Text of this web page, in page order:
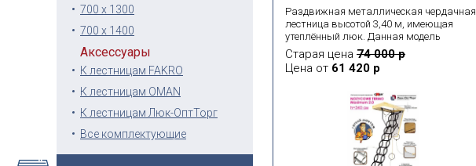
700 x 1300
700 x 1400
Аксессуары
К лестницам FAKRO
К лестницам OMAN
К лестницам Люк-ОптТорг
Все комплектующие
Раздвижная металлическая чердачная
лестница высотой 3,40 м, имеющая
утеплённый люк. Данная модель
лестницы весьма удобна в эксплуатации
и элегантно вписывается в любой
интерьер. Короб снабжен уплотнителем.
Старая цена 74 000 р
Цена от 61 420 р